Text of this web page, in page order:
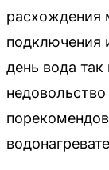
подключения
день вода так